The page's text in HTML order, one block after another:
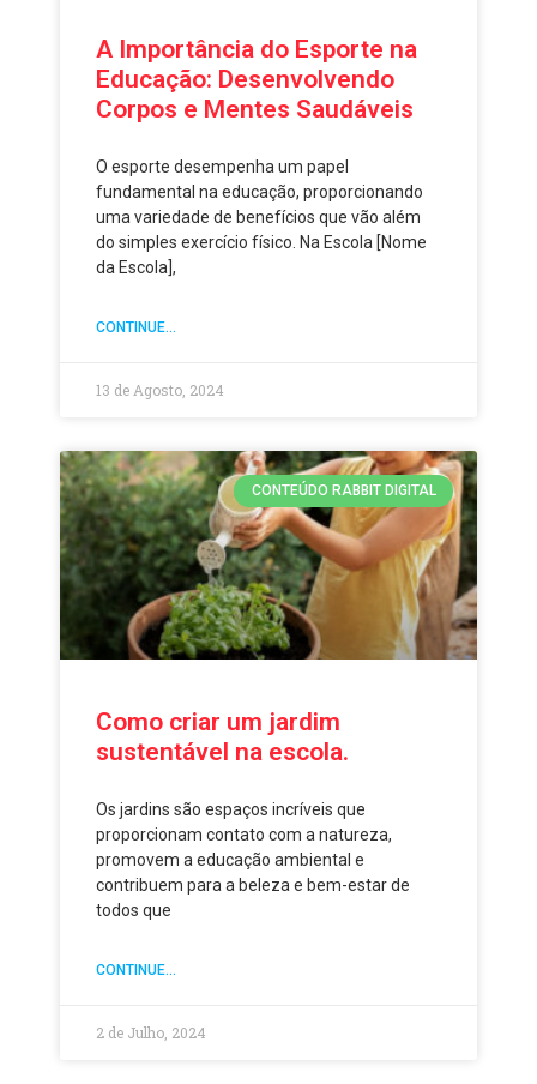
A Importância do Esporte na
Educação: Desenvolvendo
Corpos e Mentes Saudáveis
O esporte desempenha um papel
fundamental na educação, proporcionando
uma variedade de benefícios que vão além
do simples exercício físico. Na Escola [Nome
da Escola],
CONTINUE...
13 de Agosto, 2024
CONTEÚDO RABBIT DIGITAL
Como criar um jardim
sustentável na escola.
Os jardins são espaços incríveis que
proporcionam contato com a natureza,
promovem a educação ambiental e
contribuem para a beleza e bem-estar de
todos que
CONTINUE...
2 de Julho, 2024